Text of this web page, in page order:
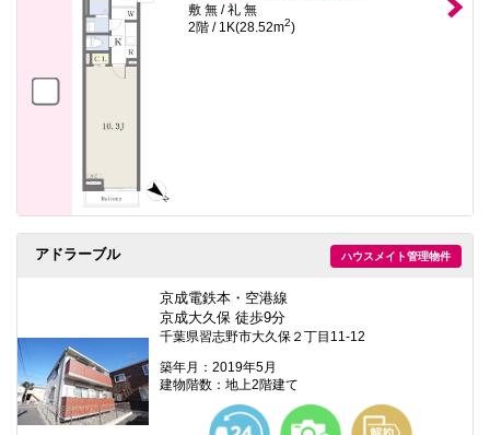
敷 無 / 礼 無
2階 / 1K(28.52m2)
ハウスメイト管理物件
アドラーブル
京成電鉄本・空港線
京成大久保 徒歩9分
千葉県習志野市大久保２丁目11-12
築年月：2019年5月
建物階数：地上2階建て